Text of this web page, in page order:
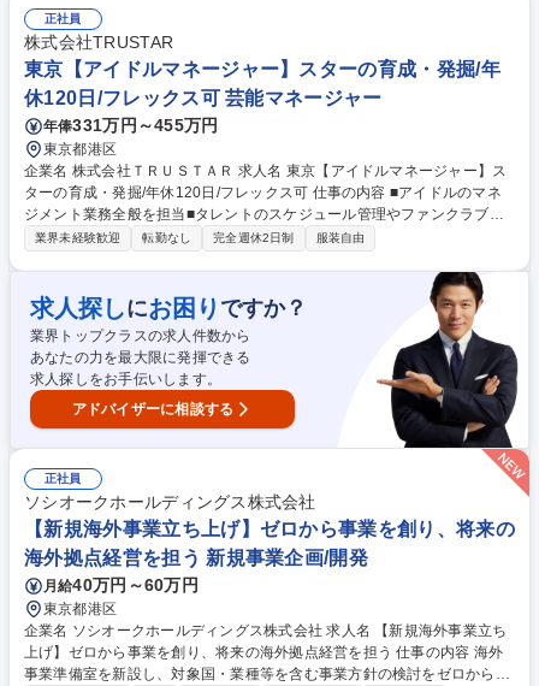
体験やガイド、移動方法、飲食店等旅程の企画手配、当日の施設・ガイド
の受け入れ状況の確認・フォロー、体験プログラムの紹介資料（英語）作
成、問合わせ状況の分析やマーケティング、自社で新規に企画したツアー
のモニター参加要請調整連絡、イベントやEXPO、国内外の展示会などで
の商談、売り上げ管理や請求 募集職種 海外富裕層向けトラベルデザイナ
ー/英語スキル/海外での商談/地方創生
正社員
株式会社TRUSTAR
東京【アイドルマネージャー】スターの育成・発掘/年
休120日/フレックス可 芸能マネージャー
年俸331万円～455万円
東京都港区
企業名 株式会社ＴＲＵＳＴＡＲ 求人名 東京【アイドルマネージャー】ス
ターの育成・発掘/年休120日/フレックス可 仕事の内容 ■アイドルのマネ
ジメント業務全般を担当■タレントのスケジュール管理やファンクラブ運
営、イベント企画・運営まで幅広く携わる■タレントの魅力を最大限に引
ジュール管理、ファンクラブサイトの運営・更新、ファンイベントの企
画・運営などを行います。タレントの要望に応じてイベント内容を企画し
たり、グッズ販売の企画・実施、ファンクラブ会員向けの情報発信なども
担当。タレントと二人三脚で仕事を進め、タレントの魅力を最大限に引き
出す役割を担います。 募集職種 東京【アイドルマネージャー】スターの
育成・発掘/年休120日/フレックス可
業界未経験歓迎 転勤なし 完全週休2日制 服装自由
求人探しにお困り ですか？
業界トップクラスの求人件数から
あなたの力を最大限に発揮できる
求人探しをお手伝いします。
アドバイザーに相談する
正社員
ソシオークホールディングス株式会社
【新規海外事業立ち上げ】ゼロから事業を創り、将来の
海外拠点経営を担う 新規事業企画/開発
月給40万円～60万円
東京都港区
企業名 ソシオークホールディングス株式会社 求人名 【新規海外事業立ち
上げ】ゼロから事業を創り、将来の海外拠点経営を担う 仕事の内容 海外
事業準備室を新設し、対象国・業種等を含む事業方針の検討をゼロから進